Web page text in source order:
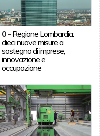
0 - Regione Lombardia:
dieci nuove misure a
sostegno di imprese,
innovazione e
occupazione